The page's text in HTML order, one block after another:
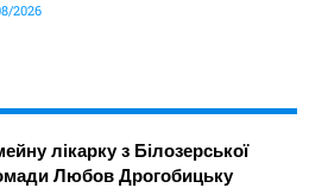
2026
лікарку з Білозерської
Любов Дрогобицьку